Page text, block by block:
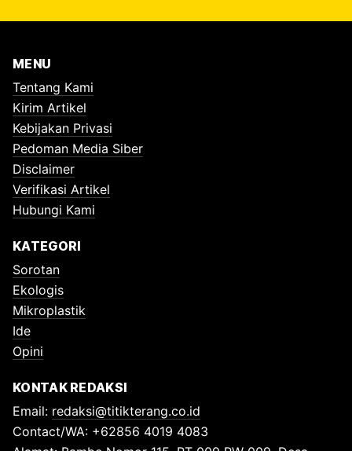
MENU
Tentang Kami
Kirim Artikel
Kebijakan Privasi
Pedoman Media Siber
Disclaimer
Verifikasi Artikel
Hubungi Kami
KATEGORI
Sorotan
Ekologis
Mikroplastik
Ide
Opini
KONTAK REDAKSI
Email: redaksi@titikterang.co.id
Contact/WA: +62856 4019 4083